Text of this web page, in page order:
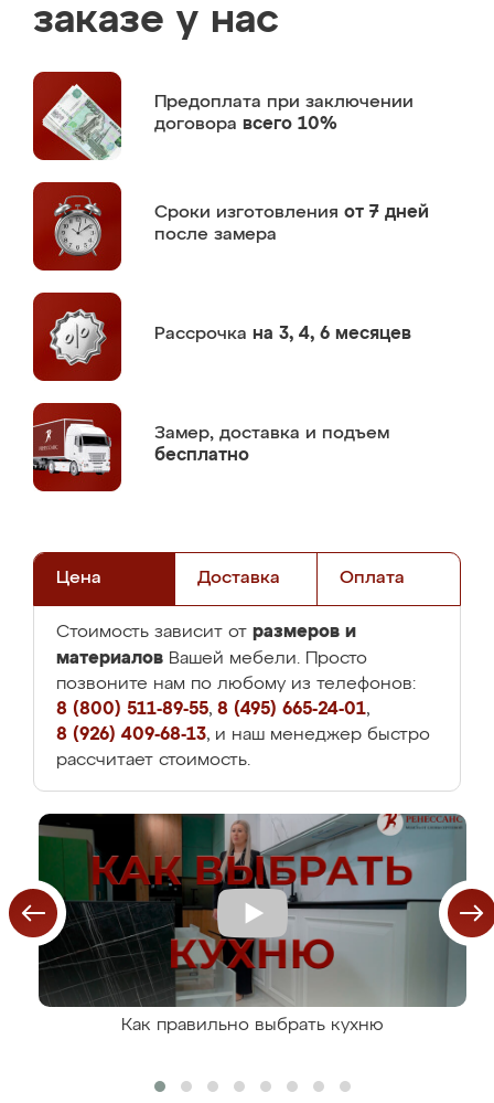
заказе у нас
Предоплата при заключении
договора всего 10%
Сроки изготовления от 7 дней
после замера
Рассрочка на 3, 4, 6 месяцев
Замер, доставка и подъем
бесплатно
Цена Доставка Оплата
Стоимость зависит от размеров и
материалов Вашей мебели. Просто
позвоните нам по любому из телефонов:
8 (800) 511-89-55, 8 (495) 665-24-01,
8 (926) 409-68-13, и наш менеджер быстро
рассчитает стоимость.
Как правильно выбрать кухню